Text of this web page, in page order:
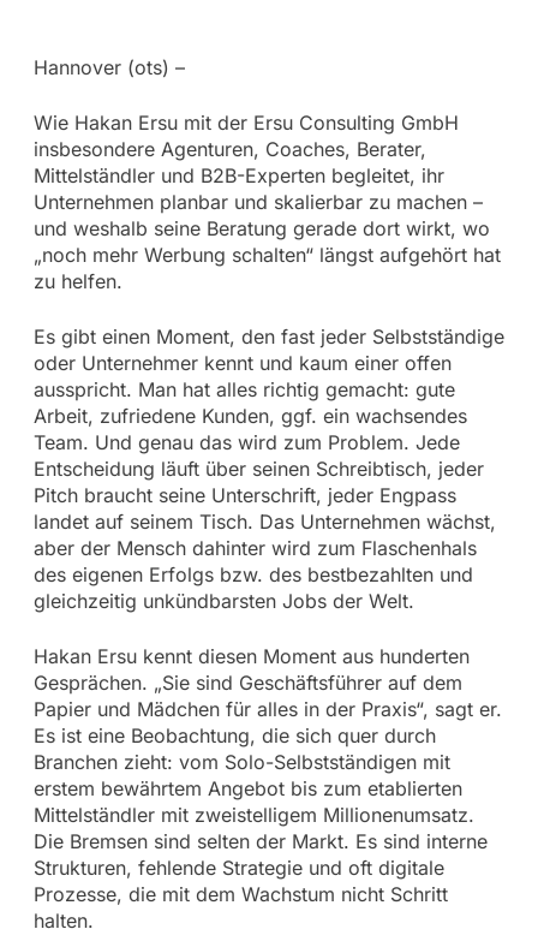
Hannover (ots) –
Wie Hakan Ersu mit der Ersu Consulting GmbH
insbesondere Agenturen, Coaches, Berater,
Mittelständler und B2B-Experten begleitet, ihr
Unternehmen planbar und skalierbar zu machen –
und weshalb seine Beratung gerade dort wirkt, wo
„noch mehr Werbung schalten“ längst aufgehört hat
zu helfen.
Es gibt einen Moment, den fast jeder Selbstständige
oder Unternehmer kennt und kaum einer offen
ausspricht. Man hat alles richtig gemacht: gute
Arbeit, zufriedene Kunden, ggf. ein wachsendes
Team. Und genau das wird zum Problem. Jede
Entscheidung läuft über seinen Schreibtisch, jeder
Pitch braucht seine Unterschrift, jeder Engpass
landet auf seinem Tisch. Das Unternehmen wächst,
aber der Mensch dahinter wird zum Flaschenhals
des eigenen Erfolgs bzw. des bestbezahlten und
gleichzeitig unkündbarsten Jobs der Welt.
Hakan Ersu kennt diesen Moment aus hunderten
Gesprächen. „Sie sind Geschäftsführer auf dem
Papier und Mädchen für alles in der Praxis“, sagt er.
Es ist eine Beobachtung, die sich quer durch
Branchen zieht: vom Solo-Selbstständigen mit
erstem bewährtem Angebot bis zum etablierten
Mittelständler mit zweistelligem Millionenumsatz.
Die Bremsen sind selten der Markt. Es sind interne
Strukturen, fehlende Strategie und oft digitale
Prozesse, die mit dem Wachstum nicht Schritt
halten.